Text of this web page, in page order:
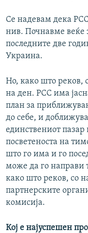
Се надевам дека
нив. Почнавме веќе
последните две
Украина.
Но, како што реков,
на ден. РСС има
план за
до себе, и
единствениот
посветеноста на
што го има и го
може да го направи
како што реков, со
партнерските
комисија.
Кој е најуспешен